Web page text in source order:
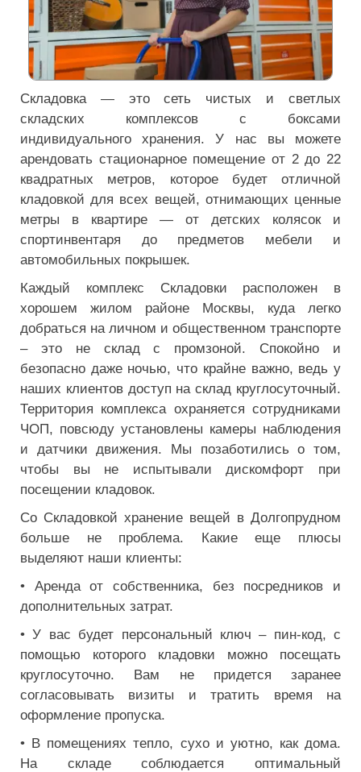
Складовка — это сеть чистых и светлых
складских комплексов с боксами
индивидуального хранения. У нас вы можете
арендовать стационарное помещение от 2 до 22
квадратных метров, которое будет отличной
кладовкой для всех вещей, отнимающих ценные
метры в квартире — от детских колясок и
спортинвентаря до предметов мебели и
автомобильных покрышек.
Каждый комплекс Складовки расположен в
хорошем жилом районе Москвы, куда легко
добраться на личном и общественном транспорте
– это не склад с промзоной. Спокойно и
безопасно даже ночью, что крайне важно, ведь у
наших клиентов доступ на склад круглосуточный.
Территория комплекса охраняется сотрудниками
ЧОП, повсюду установлены камеры наблюдения
и датчики движения. Мы позаботились о том,
чтобы вы не испытывали дискомфорт при
посещении кладовок.
Со Складовкой хранение вещей в Долгопрудном
больше не проблема. Какие еще плюсы
выделяют наши клиенты:
• Аренда от собственника, без посредников и
дополнительных затрат.
• У вас будет персональный ключ – пин-код, с
помощью которого кладовки можно посещать
круглосуточно. Вам не придется заранее
согласовывать визиты и тратить время на
оформление пропуска.
• В помещениях тепло, сухо и уютно, как дома.
На складе соблюдается оптимальный